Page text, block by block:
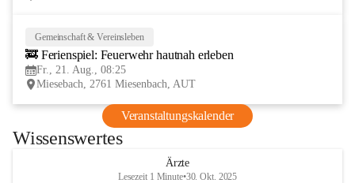
Gemeinschaft & Vereinsleben
🚒 Ferienspiel: Feuerwehr hautnah erleben
Fr., 21. Aug., 08:25
Miesebach, 2761 Miesenbach, AUT
Veranstaltungskalender
Wissenswertes
Ärzte
Lesezeit 1 Minute•30. Okt. 2025